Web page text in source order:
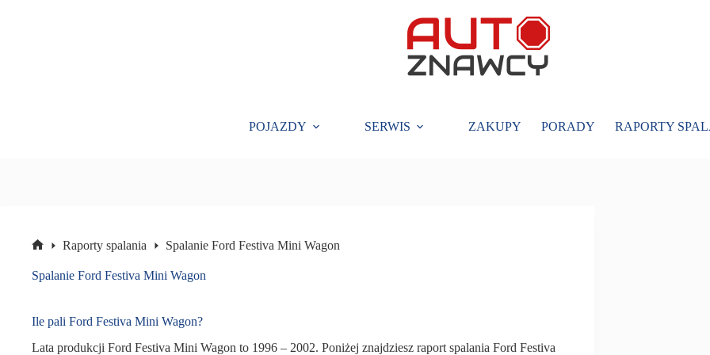
POJAZDY SERWIS ZAKUPY PORADY RAPORTY
główna
Raporty spalania Spalanie Ford Festiva Mini Wagon
Spalanie Ford Festiva Mini Wagon
Ile pali Ford Festiva Mini Wagon?
Lata produkcji Ford Festiva Mini Wagon to 1996 – 2002. Poniżej znajdziesz raport spalania Ford Festiva